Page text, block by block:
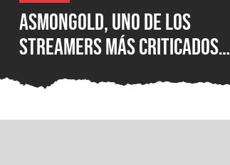
Asmongold, uno de los
streamers más criticados
Twitch por sus polémicos
comentarios sobre los